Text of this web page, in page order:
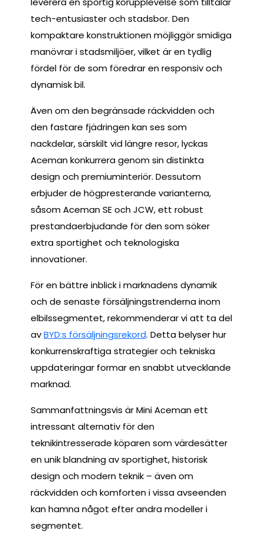
tech-entusiaster och stadsbor. Den
kompaktare konstruktionen möjliggör smidiga
manövrar i stadsmiljöer, vilket är en tydlig
fördel för de som föredrar en responsiv och
dynamisk bil.
Även om den begränsade räckvidden och
den fastare fjädringen kan ses som
nackdelar, särskilt vid längre resor, lyckas
Aceman konkurrera genom sin distinkta
design och premiuminteriör. Dessutom
erbjuder de högpresterande varianterna,
såsom Aceman SE och JCW, ett robust
prestandaerbjudande för den som söker
extra sportighet och teknologiska
innovationer.
För en bättre inblick i marknadens dynamik
och de senaste försäljningstrenderna inom
elbilssegmentet, rekommenderar vi att ta del
avBYD:s försäljningsrekord. Detta belyser hur
konkurrenskraftiga strategier och tekniska
uppdateringar formar en snabbt utvecklande
marknad.
Sammanfattningsvis är Mini Aceman ett
intressant alternativ för den
teknikintresserade köparen som värdesätter
en unik blandning av sportighet, historisk
design och modern teknik – även om
räckvidden och komforten i vissa avseenden
kan hamna något efter andra modeller i
segmentet.